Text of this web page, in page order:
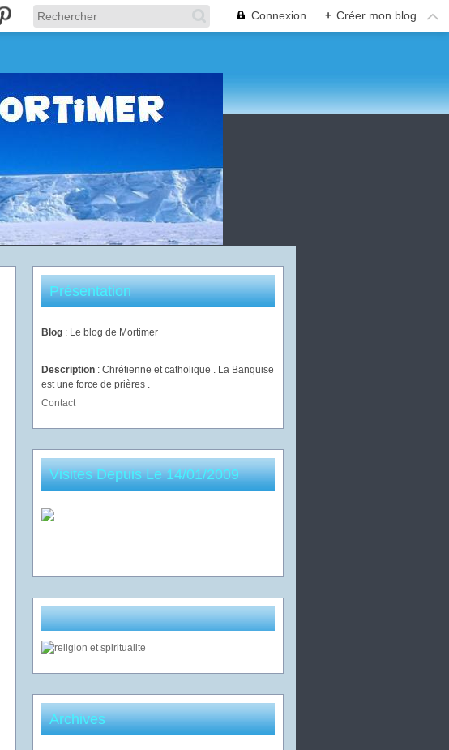
Connexion + Créer mon blog
Présentation
Blog : Le blog de Mortimer
Description : Chrétienne et catholique . La Banquise
est une force de prières .
Contact
Visites Depuis Le 14/01/2009
Archives